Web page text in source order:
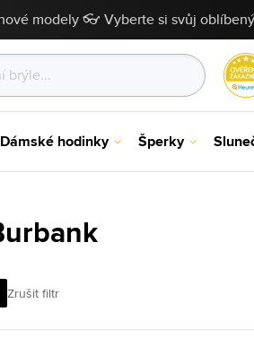
modely 👓 Vyberte si svůj
Dámské hodinky Šperky
Zrušit filtr